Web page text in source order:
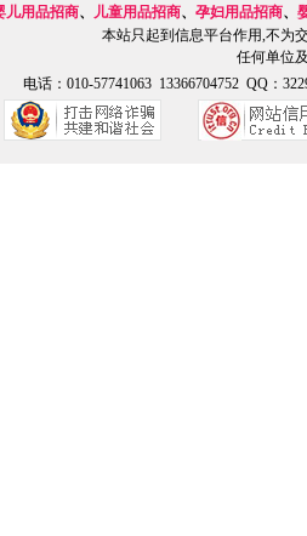
儿用品招商、 儿童用品招商、 孕妇用品招商、
本站只起到信息平台作用,不为
任何单位
电话：010-57741063 13366704752 QQ：